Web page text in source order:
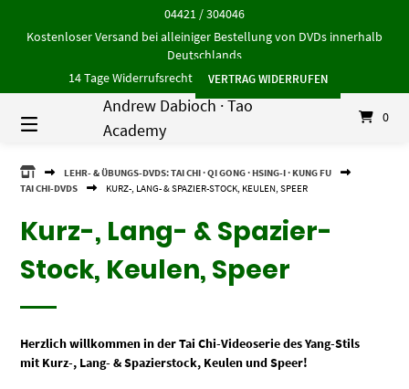
Inhalt
04421 / 304046
Kostenloser Versand bei alleiniger Bestellung von DVDs innerhalb
Deutschlands
14 Tage Widerrufsrecht
VERTRAG WIDERRUFEN
Andrew Dabioch · Tao
Academy
0
ANDREW
DABIOCH
ACADEMY
LEHR- & ÜBUNGS-DVDS: TAI CHI · QI GONG · HSING-I · KUNG FU
TAI CHI-DVDS
KURZ-, LANG- & SPAZIER-STOCK, KEULEN, SPEER
Kurz-, Lang- & Spazier-
Stock, Keulen, Speer
Herzlich willkommen in der Tai Chi-Videoseriedes Yang-Stils
mit Kurz-, Lang- & Spazierstock, Keulen und Speer!